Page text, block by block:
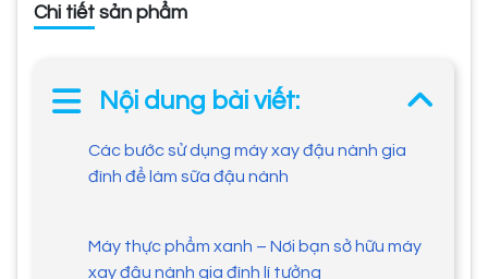
Chi tiết sản phẩm
Nội dung bài viết:
Các bước sử dụng máy xay đậu nành gia
đình để làm sữa đậu nành
Máy thực phẩm xanh – Nơi bạn sở hữu máy
xay đậu nành gia đình lí tưởng